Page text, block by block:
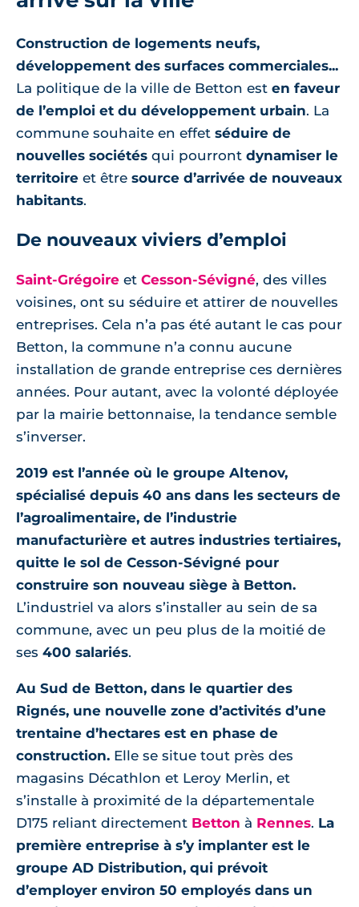
Construction de logements neufs,
développement des surfaces commerciales...
La politique de la ville de Betton est en faveur
de l’emploi et du développement urbain. La
commune souhaite en effet séduire de
nouvelles sociétés qui pourront dynamiser le
territoire et être source d’arrivée de nouveaux
habitants.
De nouveaux viviers d’emploi
Saint-Grégoire et Cesson-Sévigné, des villes
voisines, ont su séduire et attirer de nouvelles
entreprises. Cela n’a pas été autant le cas pour
Betton, la commune n’a connu aucune
installation de grande entreprise ces dernières
années. Pour autant, avec la volonté déployée
par la mairie bettonnaise, la tendance semble
s’inverser.
2019 est l’année où le groupe Altenov,
spécialisé depuis 40 ans dans les secteurs de
l’agroalimentaire, de l’industrie
manufacturière et autres industries tertiaires,
quitte le sol de Cesson-Sévigné pour
construire son nouveau siège à Betton.
L’industriel va alors s’installer au sein de sa
commune, avec un peu plus de la moitié de
ses 400 salariés.
Au Sud de Betton, dans le quartier des
Rignés, une nouvelle zone d’activités d’une
trentaine d’hectares est en phase de
construction. Elle se situe tout près des
magasins Décathlon et Leroy Merlin, et
s’installe à proximité de la départementale
D175 reliant directement Betton à Rennes. La
première entreprise à s’y implanter est le
groupe AD Distribution, qui prévoit
d’employer environ 50 employés dans un